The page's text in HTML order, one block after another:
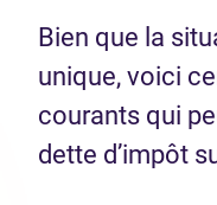
Bien que la
unique, voici
courants qui
dette d’impôt